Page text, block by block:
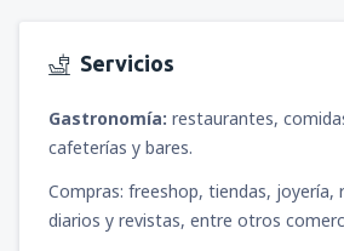
Servicios
Gastronomía: restaurantes,
cafeterías y bares.
Compras: freeshop, tiendas, joyería,
diarios y revistas, entre otros